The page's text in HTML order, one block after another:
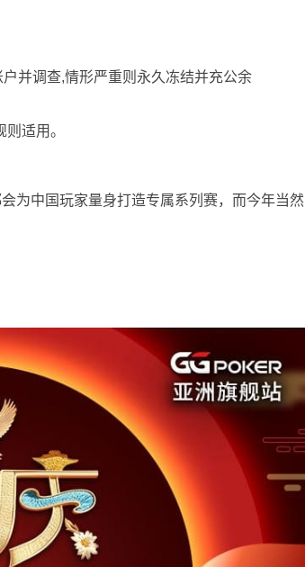
并调查,情形严重则永久冻结并充公余
适用。
为中国玩家量身打造专属系列赛，而今年当然